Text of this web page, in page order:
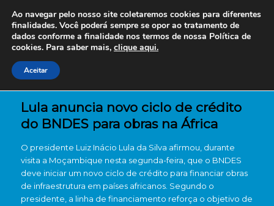
Lula anuncia novo ciclo de crédito
do BNDES para obras na África
O presidente Luiz Inácio Lula da Silva afirmou, durante
visita a Moçambique nesta segunda-feira, que o BNDES
deve iniciar um novo ciclo de crédito para financiar obras
de infraestrutura em países africanos. Segundo o
presidente, a linha de financiamento reforça o objetivo de
Ao navegar pelo nosso site coletaremos cookies para diferentes
finalidades. Você poderá sempre se opor ao tratamento de
dados conforme a finalidade nos termos de nossa Política de
cookies. Para saber mais, clique aqui.
Aceitar